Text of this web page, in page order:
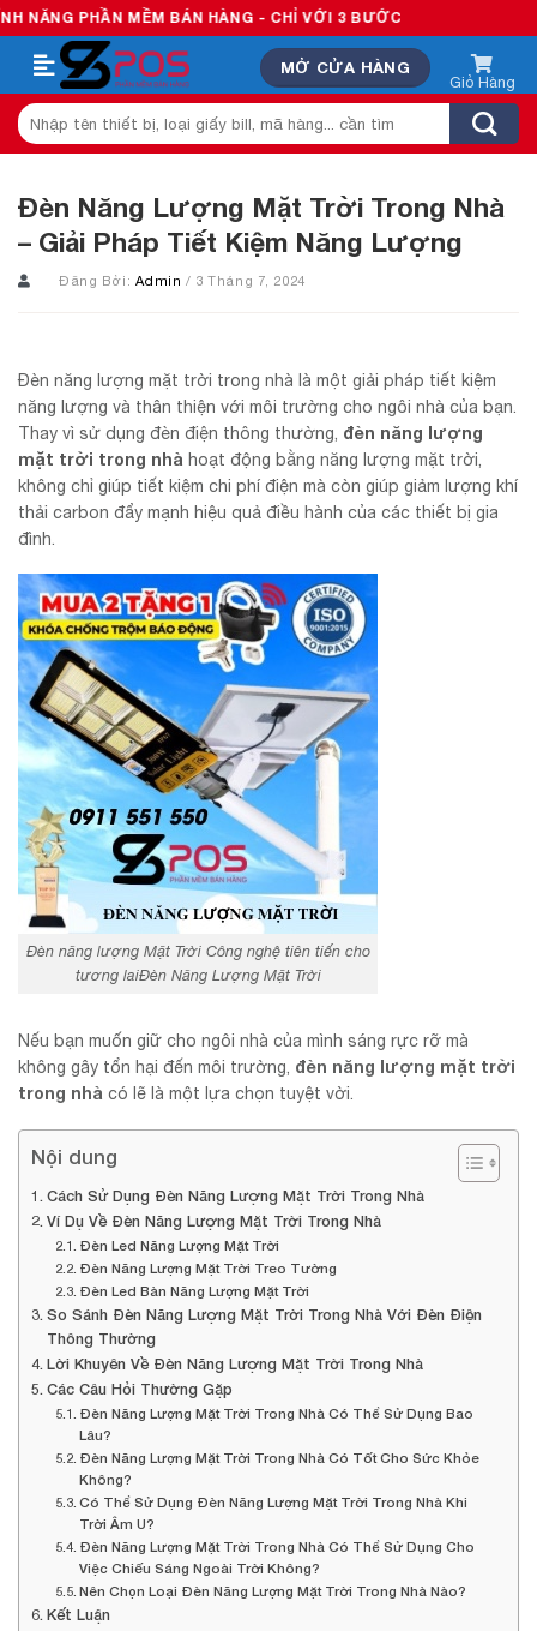
Skip
to
content
MỀM BÁN HÀNG - CHỈ VỚI 3 BƯỚC
MỞ CỬA HÀNG
Tìm
kiếm:
Đèn Năng Lượng Mặt Trời Trong Nhà
– Giải Pháp Tiết Kiệm Năng Lượng
Đăng Bởi: Admin/ 3 Tháng 7, 2024
Đèn năng lượng mặt trời trong nhà là một giải pháp tiết kiệm
năng lượng và thân thiện với môi trường cho ngôi nhà của bạn.
Thay vì sử dụng đèn điện thông thường, đèn năng lượng
mặt trời trong nhà hoạt động bằng năng lượng mặt trời,
không chỉ giúp tiết kiệm chi phí điện mà còn giúp giảm lượng khí
thải carbon đẩy mạnh hiệu quả điều hành của các thiết bị gia
đình.
Đèn năng lượng Mặt Trời Công nghệ tiên tiến cho
tương laiĐèn Năng Lượng Mặt Trời
Nếu bạn muốn giữ cho ngôi nhà của mình sáng rực rỡ mà
không gây tổn hại đến môi trường, đèn năng lượng mặt trời
trong nhà có lẽ là một lựa chọn tuyệt vời.
Nội dung
Cách Sử Dụng Đèn Năng Lượng Mặt Trời Trong Nhà
Ví Dụ Về Đèn Năng Lượng Mặt Trời Trong Nhà
Đèn Led Năng Lượng Mặt Trời
Đèn Năng Lượng Mặt Trời Treo Tường
Đèn Led Bàn Năng Lượng Mặt Trời
So Sánh Đèn Năng Lượng Mặt Trời Trong Nhà Với Đèn Điện
Thông Thường
Lời Khuyên Về Đèn Năng Lượng Mặt Trời Trong Nhà
Các Câu Hỏi Thường Gặp
Đèn Năng Lượng Mặt Trời Trong Nhà Có Thể Sử Dụng Bao
Lâu?
Đèn Năng Lượng Mặt Trời Trong Nhà Có Tốt Cho Sức Khỏe
Không?
Có Thể Sử Dụng Đèn Năng Lượng Mặt Trời Trong Nhà Khi
Trời Âm U?
Đèn Năng Lượng Mặt Trời Trong Nhà Có Thể Sử Dụng Cho
Việc Chiếu Sáng Ngoài Trời Không?
Nên Chọn Loại Đèn Năng Lượng Mặt Trời Trong Nhà Nào?
Kết Luận